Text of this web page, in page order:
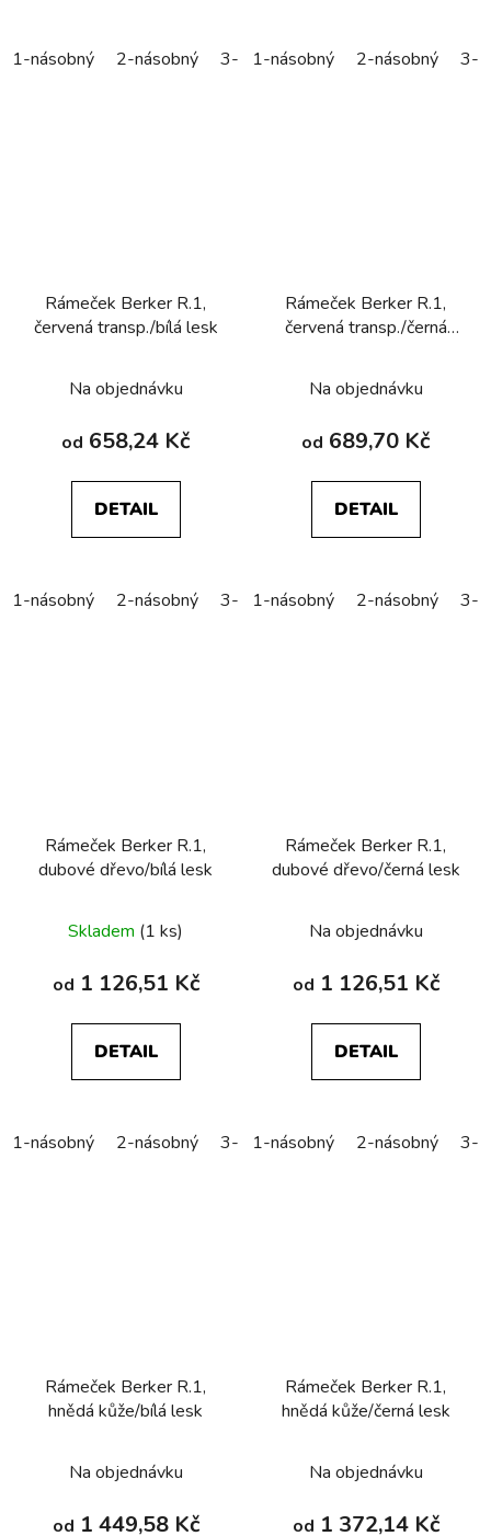
1-násobný 2-násobný 3-násobný
1-násobný 2-násobný 3-
Rámeček Berker R.1,
červená transp./bílá lesk
Na objednávku
od 658,24 Kč
DETAIL
1-násobný 2-násobný 3-násobný 4-násobný 5-
Rámeček Berker R.1,
červená transp./černá
Na objednávku
od 689,70 Kč
DETAIL
1-násobný 2-násobný 3-
Rámeček Berker R.1,
dubové dřevo/bílá lesk
Skladem (1 ks)
od 1 126,51 Kč
DETAIL
1-násobný 2-násobný 3-násobný 4-násobný 5-
Rámeček Berker R.1,
dubové dřevo/černá lesk
Na objednávku
od 1 126,51 Kč
DETAIL
1-násobný 2-násobný 3-
Rámeček Berker R.1,
hnědá kůže/bílá lesk
Na objednávku
od 1 449,58 Kč
Rámeček Berker R.1,
hnědá kůže/černá lesk
Na objednávku
od 1 372,14 Kč